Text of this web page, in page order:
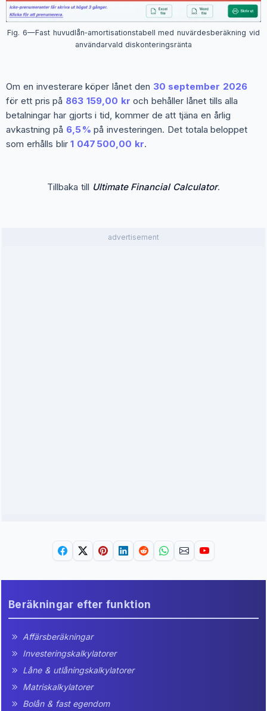
Fig. 6—Fast huvudlån‑amortisationstabell med nuvärdesberäkning vid
användarvald diskonteringsränta
Om en investerare köper lånet den 30 september 2026
för ett pris på 863 159,00 kr och behåller lånet tills alla
betalningar har gjorts i tid, kommer de att tjäna en årlig
avkastning på 6,5 % på investeringen. Det totala beloppet
som erhålls blir1 047 500,00 kr.
Tillbaka till Ultimate Financial Calculator.
advertisement
Beräkningar efter funktion
Affärsberäkningar
Investeringskalkylatorer
Låne & utlåningskalkylatorer
Matriskalkylatorer
Bolån & fast egendom